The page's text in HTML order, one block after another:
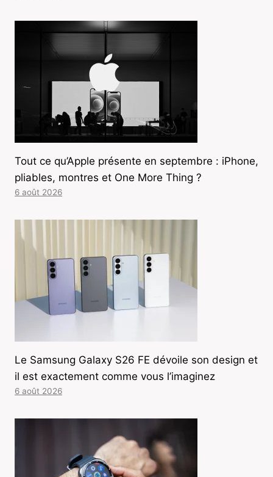
Tout ce qu’Apple présente en septembre : iPhone,
pliables, montres et One More Thing ?
6 août 2026
Le Samsung Galaxy S26 FE dévoile son design et
il est exactement comme vous l’imaginez
6 août 2026